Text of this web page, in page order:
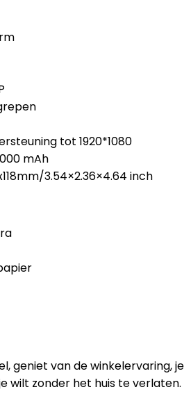
tot 1920*1080
mAh
3.54×2.36×4.64 inch
geniet van de winkelervaring, je
wilt zonder het huis te verlaten.